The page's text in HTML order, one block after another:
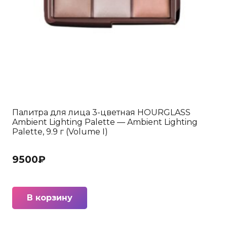
Палитра для лица 3-цветная HOURGLASS
Ambient Lighting Palette — Ambient Lighting
Palette, 9.9 г (Volume I)
9500₽
В корзину